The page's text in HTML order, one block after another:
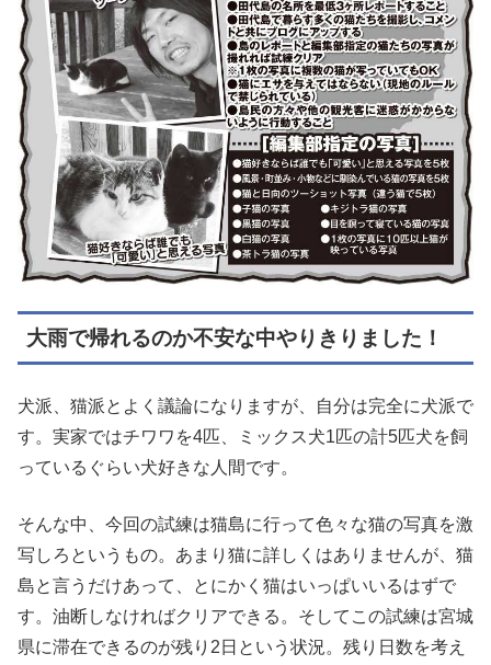
大雨で帰れるのか不安な中やりきりました！
犬派、猫派とよく議論になりますが、自分は完全に犬派で
す。実家ではチワワを4匹、ミックス犬1匹の計5匹犬を飼
っているぐらい犬好きな人間です。
そんな中、今回の試練は猫島に行って色々な猫の写真を激
写しろというもの。あまり猫に詳しくはありませんが、猫
島と言うだけあって、とにかく猫はいっぱいいるはずで
す。油断しなければクリアできる。そしてこの試練は宮城
県に滞在できるのが残り2日という状況。残り日数を考え